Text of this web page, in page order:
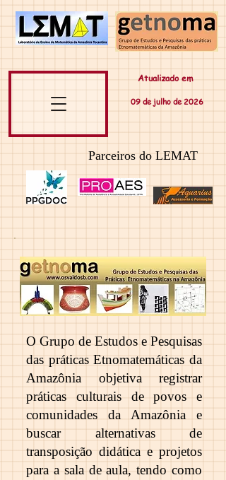
Atualizado em
09 dejulhode 2026
Parceiros do LEMAT
O Grupo de Estudos e Pesquisas
das práticas Etnomatemáticas da
Amazônia objetiva registrar
práticas culturais de povos e
comunidades da Amazônia e
buscar alternativas de
transposição didática e projetos
para a sala de aula, tendo como